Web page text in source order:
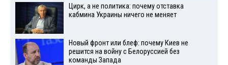
Цирк, а не политика: почему отставка
кабмина Украины ничего не меняет
Новый фронт или блеф: почему Киев не
решится на войну с Белоруссией без
команды Запада